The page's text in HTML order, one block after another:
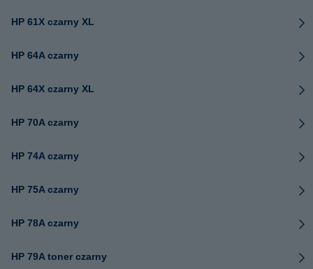
HP 61X czarny XL
HP 64A czarny
HP 64X czarny XL
HP 70A czarny
HP 74A czarny
HP 75A czarny
HP 78A czarny
HP 79A toner czarny